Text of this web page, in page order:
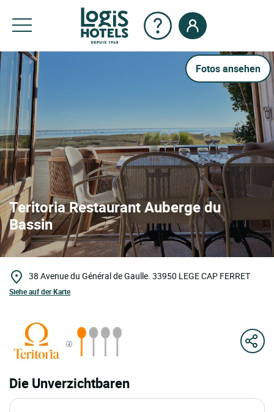
Fotos ansehen
Teritoria Restaurant Auberge du
Bassin
38 Avenue du Général de Gaulle. 33950 LEGE CAP FERRET
Siehe auf der Karte
Die Unverzichtbaren